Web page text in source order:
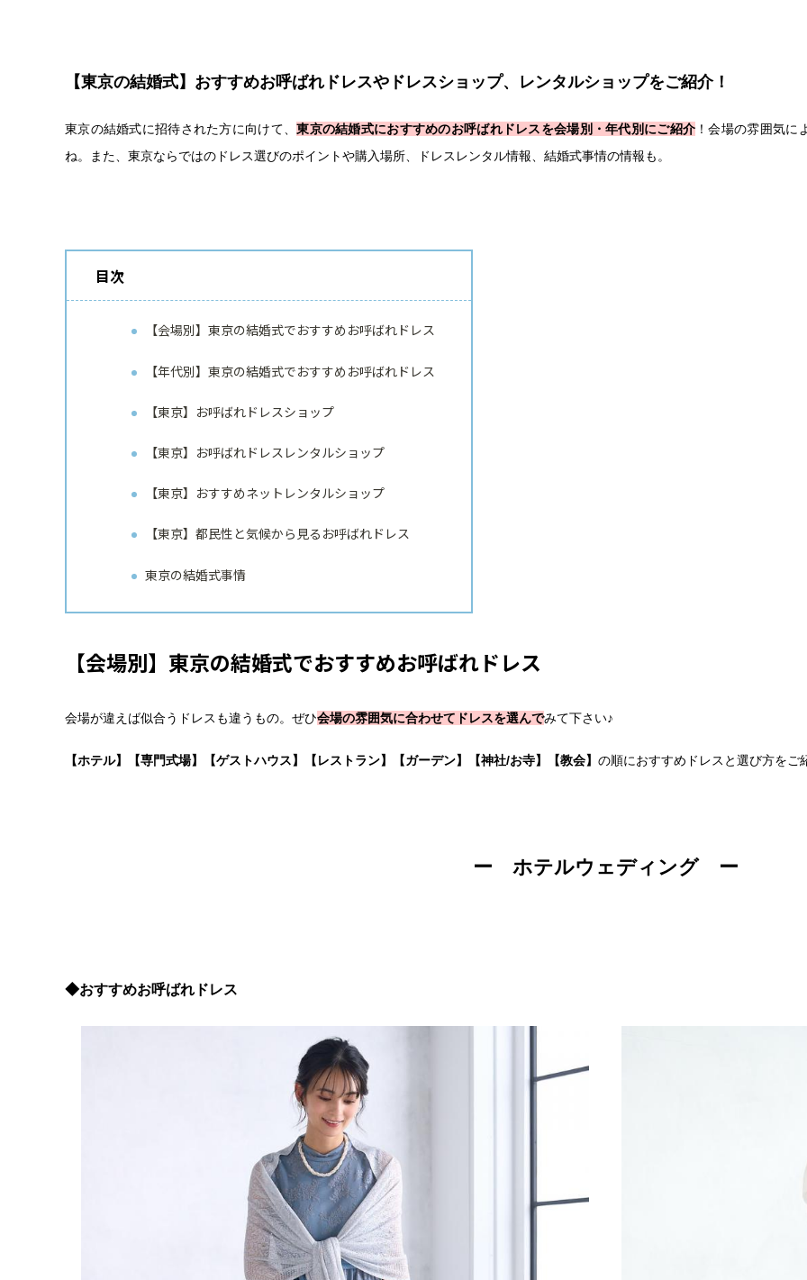
【東京の結婚式】おすすめお呼ばれドレスやドレスショップ、レンタルショップをご紹介！
東京の結婚式に招待された方に向けて、東京の結婚式におすすめのお呼ばれドレスを会場別・年代別にご紹介 ！会場の雰囲気に
ね。また、東京ならではのドレス選びのポイントや購入場所、ドレスレンタル情報、結婚式事情の情報も。
目次
【会場別】東京の結婚式でおすすめお呼ばれドレス
【年代別】東京の結婚式でおすすめお呼ばれドレス
【東京】お呼ばれドレスショップ
【東京】お呼ばれドレスレンタルショップ
【東京】おすすめネットレンタルショップ
【東京】都民性と気候から見るお呼ばれドレス
東京の結婚式事情
【会場別】東京の結婚式でおすすめお呼ばれドレス
会場が違えば似合うドレスも違うもの。ぜひ会場の雰囲気に合わせてドレスを選んでみて下さい♪
【ホテル】【専門式場】【ゲストハウス】【レストラン】【ガーデン】【神社/お寺】【教会】 の順におすすめドレスと選び方をご
ー ホテルウェディング ー
◆おすすめお呼ばれドレス